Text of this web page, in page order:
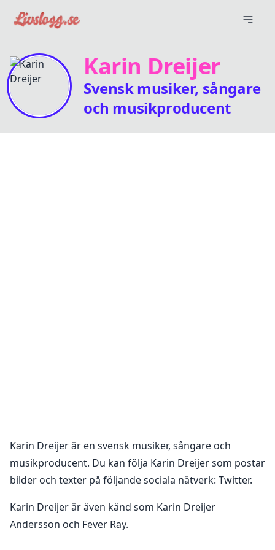
Karin Dreijer
Svensk musiker, sångare
och musikproducent
Karin Dreijerär en svensk musiker, sångare och
musikproducent. Du kan följa Karin Dreijersom postar
bilder och texter på följande sociala nätverk: Twitter.
Karin Dreijer är även känd som Karin Dreijer
Andersson och Fever Ray.